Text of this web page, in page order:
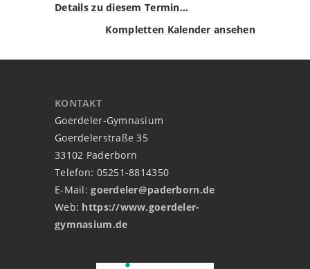
Details zu diesem Termin…
Kompletten Kalender ansehen
KONTAKT
Goerdeler-Gymnasium
Goerdelerstraße 35
33102 Paderborn
Telefon: 05251-8814350
E-Mail:goerdeler@paderborn.de
Web: https://www.goerdeler-
gymnasium.de